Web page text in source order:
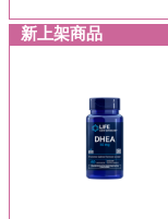
新上架商品